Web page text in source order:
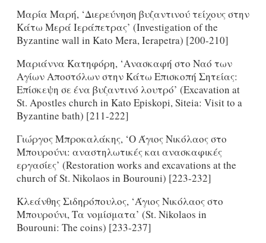
Μαρία Mαρή, ‘Διερεύνηση βυζαντινού τείχους στην
Κάτω Μερά Ιεράπετρας’ (Investigation of the
Byzantine wall in Kato Mera, Ierapetra) [200-210]
Μαριάννα Κατηφόρη, ‘Ανασκαφή στο Ναό των
Αγίων Αποστόλων στην Κάτω Επισκοπή Σητείας:
Επίσκεψη σε ένα βυζαντινό λουτρό’ (Excavation at
St. Apostles church in Kato Episkopi, Siteia: Visit to a
Byzantine bath) [211-222]
Γιώργος Μπροκαλάκης, ‘O Άγιος Νικόλαος στο
Μπουρούνι: αναστηλωτικές και ανασκαφικές
εργασίες’ (Restoration works and excavations at the
church of St. Nikolaos in Bourouni) [223-232]
Κλεάνθης Σιδηρόπουλος, ‘Άγιος Νικόλαος στο
Μπουρούνι, Τα νομίσματα’ (St. Nikolaos in
Bourouni: The coins) [233-237]